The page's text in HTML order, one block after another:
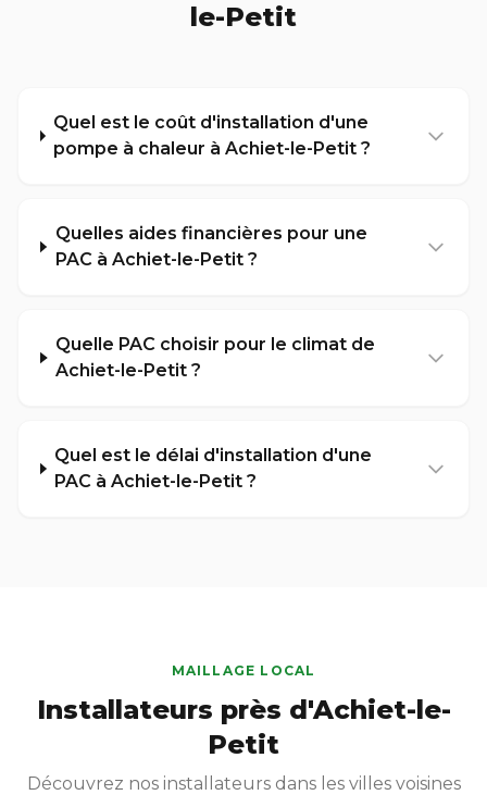
le-Petit
Quel est le coût d'installation d'une
pompe à chaleur à Achiet-le-Petit ?
Quelles aides financières pour une
PAC à Achiet-le-Petit ?
Quelle PAC choisir pour le climat de
Achiet-le-Petit ?
Quel est le délai d'installation d'une
PAC à Achiet-le-Petit ?
MAILLAGE LOCAL
Installateurs près d'Achiet-le-
Petit
Découvrez nos installateurs dans les villes voisines